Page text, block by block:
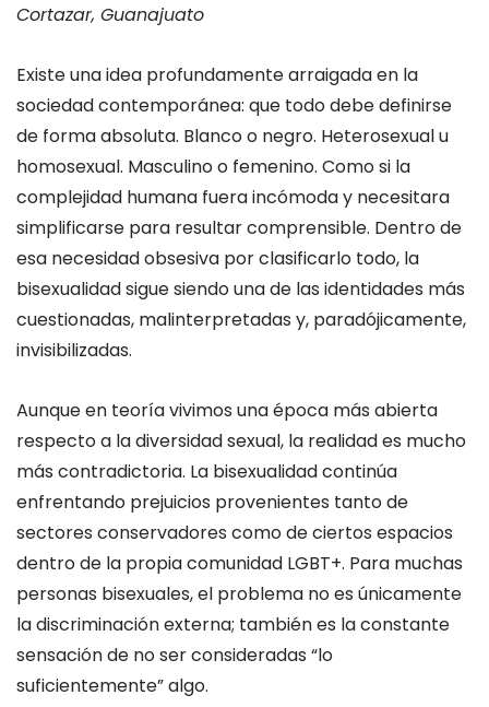
Cortazar, Guanajuato
Existe una idea profundamente arraigada en la
sociedad contemporánea: que todo debe definirse
de forma absoluta. Blanco o negro. Heterosexual u
homosexual. Masculino o femenino. Como si la
complejidad humana fuera incómoda y necesitara
simplificarse para resultar comprensible. Dentro de
esa necesidad obsesiva por clasificarlo todo, la
bisexualidad sigue siendo una de las identidades más
cuestionadas, malinterpretadas y, paradójicamente,
invisibilizadas.
Aunque en teoría vivimos una época más abierta
respecto a la diversidad sexual, la realidad es mucho
más contradictoria. La bisexualidad continúa
enfrentando prejuicios provenientes tanto de
sectores conservadores como de ciertos espacios
dentro de la propia comunidad LGBT+. Para muchas
personas bisexuales, el problema no es únicamente
la discriminación externa; también es la constante
sensación de no ser consideradas “lo
suficientemente” algo.